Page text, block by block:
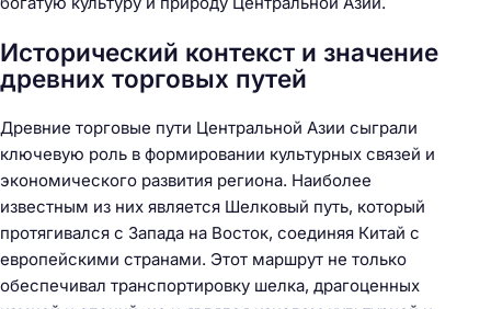
Исторический контекст и значение
древних торговых путей
Древние торговые пути Центральной Азии сыграли
ключевую роль в формировании культурных связей и
экономического развития региона. Наиболее
известным из них является Шелковый путь, который
протягивался с Запада на Восток, соединяя Китай с
европейскими странами. Этот маршрут не только
обеспечивал транспортировку шелка, драгоценных